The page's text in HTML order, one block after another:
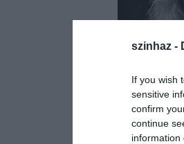
szinhaz -
If you wish
sensitive
confirm
continue
information